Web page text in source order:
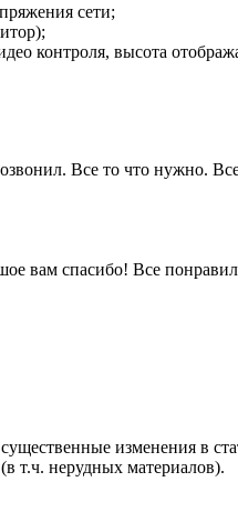
сети;
контроля, высота
Все то что нужно.
вам спасибо! Все
изменения в
т.ч. нерудных материалов).